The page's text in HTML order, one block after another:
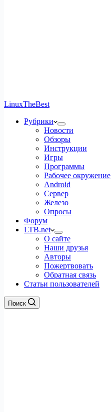
LinuxTheBest
Рубрики
Новости
Обзоры
Инструкции
Игры
Программы
Рабочее окружение
Android
Сервер
Железо
Опросы
Форум
LTB.net
О сайте
Наши друзья
Авторы
Пожертвовать
Обратная связь
Статьи пользователей
Поиск